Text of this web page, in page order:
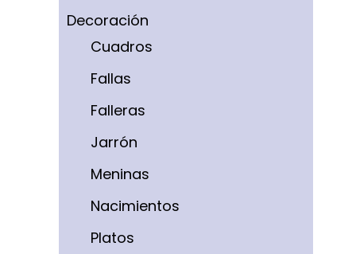
Decoración
Cuadros
Fallas
Falleras
Jarrón
Meninas
Nacimientos
Platos